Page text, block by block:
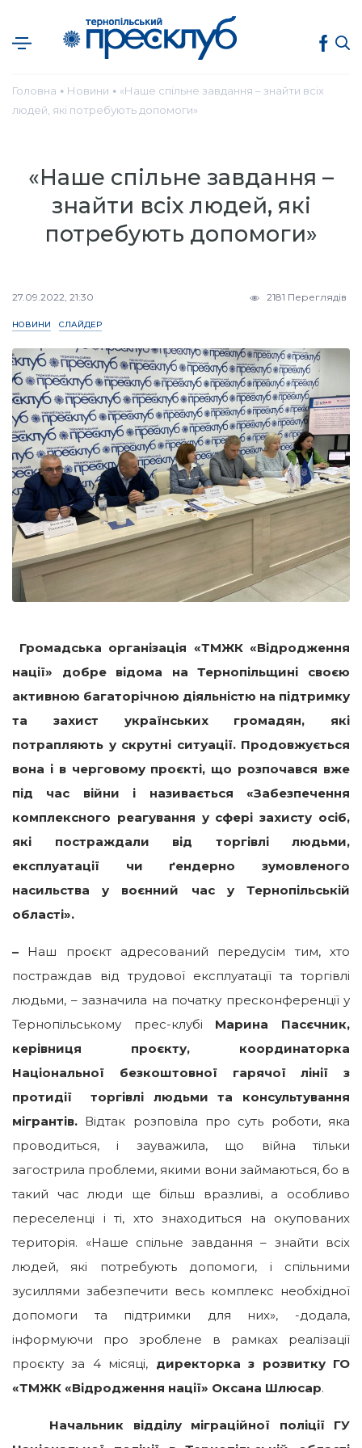
Головна ● Новини ● «Наше спільне завдання – знайти всіх
людей, які потребують допомоги»
«Наше спільне завдання –
знайти всіх людей, які
потребують допомоги»
27.09.2022, 21:30 2181 Переглядів
НОВИНИ СЛАЙДЕР
Громадська організація «ТМЖК «Відродження
нації» добре відома на Тернопільщині своєю
активною багаторічною діяльністю на підтримку
та захист українських громадян, які
потрапляють у скрутні ситуації. Продовжується
вона і в черговому проєкті, що розпочався вже
під час війни і називається «Забезпечення
комплексного реагування у сфері захисту осіб,
які постраждали від торгівлі людьми,
експлуатації чи ґендерно зумовленого
насильства у воєнний час у Тернопільській
області».
– Наш проєкт адресований передусім тим, хто
постраждав від трудової експлуатації та торгівлі
людьми, – зазначила на початку пресконференції у
Тернопільському прес-клубі Марина Пасєчник,
керівниця проєкту, координаторка
Національної безкоштовної гарячої лінії з
протидії торгівлі людьми та консультування
мігрантів. Відтак розповіла про суть роботи, яка
проводиться, і зауважила, що війна тільки
загострила проблеми, якими вони займаються, бо в
такий час люди ще більш вразливі, а особливо
переселенці і ті, хто знаходиться на окупованих
територія. «Наше спільне завдання – знайти всіх
людей, які потребують допомоги, і спільними
зусиллями забезпечити весь комплекс необхідної
допомоги та підтримки для них», -додала,
інформуючи про зроблене в рамках реалізації
проєкту за 4 місяці, директорка з розвитку ГО
«ТМЖК «Відродження нації» Оксана Шлюсар.
Начальник відділу міграційної поліції ГУ